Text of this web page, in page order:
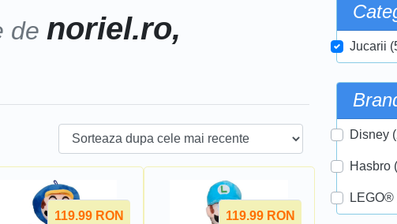
de noriel.ro,
119.99 RON 119.99 RON
Jucarii
Disney
Hasbro
LEGO®